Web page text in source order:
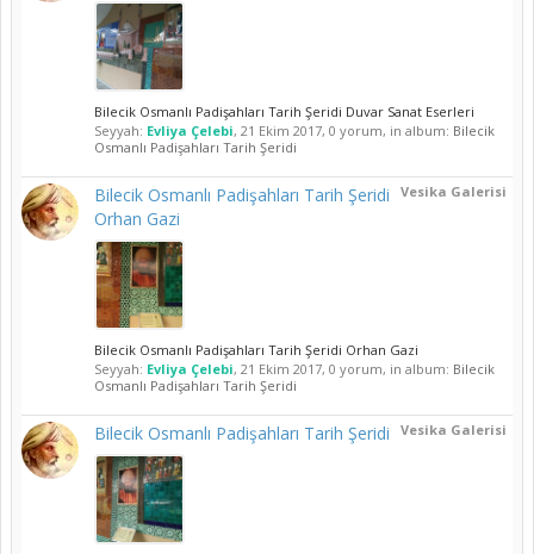
Bilecik Osmanlı Padişahları Tarih Şeridi Duvar Sanat Eserleri
Seyyah: Evliya Çelebi, 21 Ekim 2017, 0 yorum, in album: Bilecik
Osmanlı Padişahları Tarih Şeridi
Vesika Galerisi
Bilecik Osmanlı Padişahları Tarih Şeridi
Orhan Gazi
Bilecik Osmanlı Padişahları Tarih Şeridi Orhan Gazi
Seyyah: Evliya Çelebi, 21 Ekim 2017, 0 yorum, in album: Bilecik
Osmanlı Padişahları Tarih Şeridi
Vesika Galerisi
Bilecik Osmanlı Padişahları Tarih Şeridi